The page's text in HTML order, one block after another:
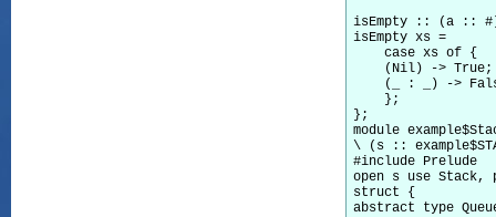
isEmpty :: (a ::
isEmpty xs =
    case xs of {
    (Nil) -> True;
(_ : _) ->
    };
};
module
\ (s ::
#include Prelude
open s use Stack,
struct {
abstract type